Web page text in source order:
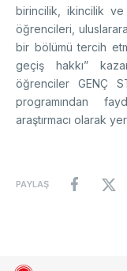
birincilik, ikincilik
öğrencileri,
bir bölümü tercih
geçiş hakkı”
öğrenciler GENÇ
programından
araştırmacı olarak
PAYLAŞ